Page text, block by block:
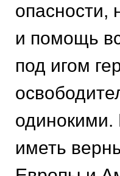
опасности,
и помощь
под игом
одинокими.
иметь